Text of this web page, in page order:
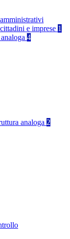
e imprese 1
4
analoga 2